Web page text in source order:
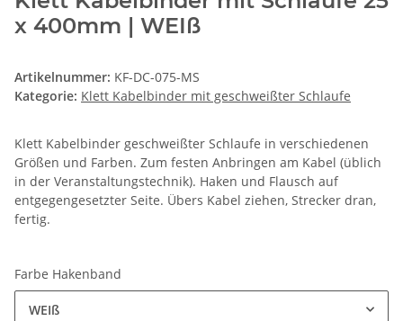
x 400mm | WEIß
Artikelnummer: KF-DC-075-MS
Kategorie: Klett Kabelbinder mit geschweißter Schlaufe
Klett Kabelbinder geschweißter Schlaufe in verschiedenen
Größen und Farben. Zum festen Anbringen am Kabel (üblich
in der Veranstaltungstechnik). Haken und Flausch auf
entgegengesetzter Seite. Übers Kabel ziehen, Strecker dran,
fertig.
Farbe Hakenband
WEIß